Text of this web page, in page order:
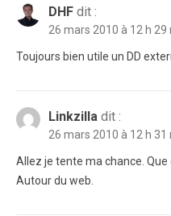
DHF dit :
26 mars 2010 à 12 h 29
Toujours bien utile un DD
Linkzilla dit :
26 mars 2010 à 12 h 31
Allez je tente ma chance.
Autour du web.